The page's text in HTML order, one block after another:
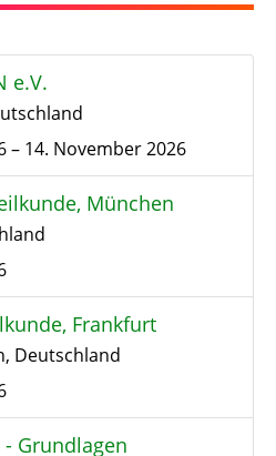
e.V.
– 14. November 2026
München
Frankfurt
, Deutschland
Grundlagen